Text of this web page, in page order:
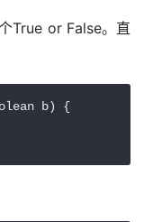
True or False。直
b) {